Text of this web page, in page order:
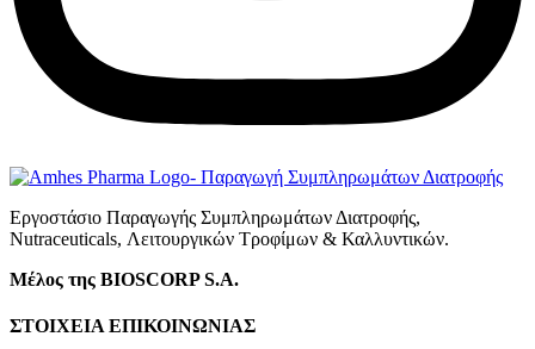
Εργοστάσιο Παραγωγής Συμπληρωμάτων Διατροφής,
Νutraceuticals, Λειτουργικών Τροφίμων & Καλλυντικών.
Μέλος της BIOSCORP S.A.
ΣΤΟΙΧΕΙΑ ΕΠΙΚΟΙΝΩΝΙΑΣ